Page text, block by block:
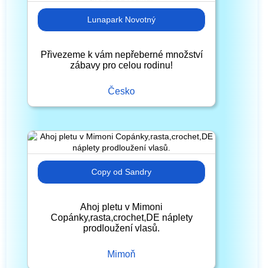
Lunapark Novotný
Přivezeme k vám nepřeberné množství
zábavy pro celou rodinu!
Česko
Copy od Sandry
Ahoj pletu v Mimoni
Copánky,rasta,crochet,DE náplety
prodloužení vlasů.
Mimoň